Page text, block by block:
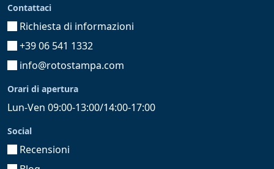
Contattaci
Richiesta di informazioni
+39 06 541 1332
info@rotostampa.com
Orari di apertura
Lun-Ven 09:00-13:00/14:00-17:00
Social
Recensioni